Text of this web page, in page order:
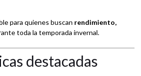
para quienes buscan rendimiento,
toda la temporada invernal.
destacadas